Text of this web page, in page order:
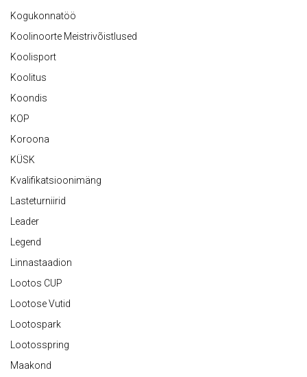
Kogukonnatöö
Koolinoorte Meistrivõistlused
Koolisport
Koolitus
Koondis
KOP
Koroona
KÜSK
Kvalifikatsioonimäng
Lasteturniirid
Leader
Legend
Linnastaadion
Lootos CUP
Lootose Vutid
Lootospark
Lootosspring
Maakond